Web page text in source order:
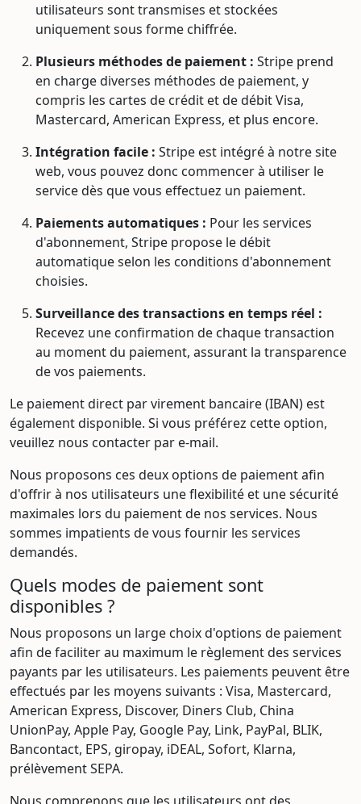
utilisateurs sont transmises et stockées
uniquement sous forme chiffrée.
Plusieurs méthodes de paiement : Stripe prend
en charge diverses méthodes de paiement, y
compris les cartes de crédit et de débit Visa,
Mastercard, American Express, et plus encore.
Intégration facile : Stripe est intégré à notre site
web, vous pouvez donc commencer à utiliser le
service dès que vous effectuez un paiement.
Paiements automatiques : Pour les services
d'abonnement, Stripe propose le débit
automatique selon les conditions d'abonnement
choisies.
Surveillance des transactions en temps réel :
Recevez une confirmation de chaque transaction
au moment du paiement, assurant la transparence
de vos paiements.
Le paiement direct par virement bancaire (IBAN) est
également disponible. Si vous préférez cette option,
veuillez nous contacter par e-mail.
Nous proposons ces deux options de paiement afin
d'offrir à nos utilisateurs une flexibilité et une sécurité
maximales lors du paiement de nos services. Nous
sommes impatients de vous fournir les services
demandés.
Quels modes de paiement sont
disponibles ?
Nous proposons un large choix d'options de paiement
afin de faciliter au maximum le règlement des services
payants par les utilisateurs. Les paiements peuvent être
effectués par les moyens suivants : Visa, Mastercard,
American Express, Discover, Diners Club, China
UnionPay, Apple Pay, Google Pay, Link, PayPal, BLIK,
Bancontact, EPS, giropay, iDEAL, Sofort, Klarna,
prélèvement SEPA.